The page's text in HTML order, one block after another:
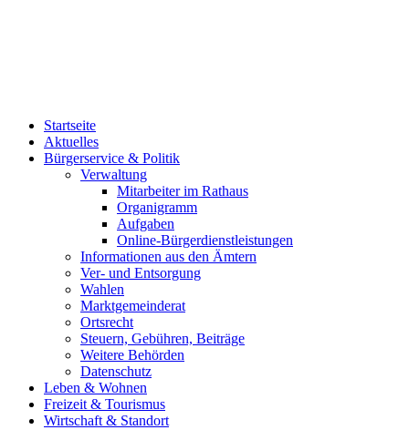
Startseite
Aktuelles
Bürgerservice & Politik
Verwaltung
Mitarbeiter im Rathaus
Organigramm
Aufgaben
Online-Bürgerdienstleistungen
Informationen aus den Ämtern
Ver- und Entsorgung
Wahlen
Marktgemeinderat
Ortsrecht
Steuern, Gebühren, Beiträge
Weitere Behörden
Datenschutz
Leben & Wohnen
Freizeit & Tourismus
Wirtschaft & Standort